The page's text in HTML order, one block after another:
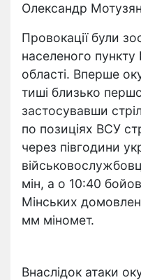
Олександр
Провокації були
населеного
області. Вперше
тиші близько
застосувавши
по позиціях ВСУ
через півгодини
мін, а о 10:40
Мінських
мм міномет.
Внаслідок атаки